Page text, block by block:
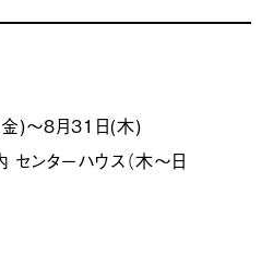
)〜8月31日(木)
センターハウス（木〜日